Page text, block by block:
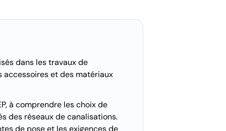
dans les travaux de
accessoires et des matériaux
à comprendre les choix de
des réseaux de canalisations.
de pose et les exigences de